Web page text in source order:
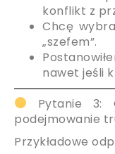
konflikt z
Chcę
„szefem”.
nawet jeśli
Pytanie 3:
podejmowanie
Przykładowe